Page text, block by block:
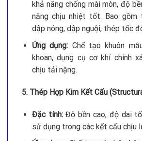
khả năng chống mài mòn, độ
năng chịu nhiệt tốt. Bao gồm
dập nóng, dập nguội, thép tốc
Ứng dụng: Chế tạo khuôn
khoan, dụng cụ cơ khí chính
chịu tải nặng.
5. Thép Hợp Kim Kết Cấu
Đặc tính:Độ bền cao, độ dai
sử dụng trong các kết cấu chịu